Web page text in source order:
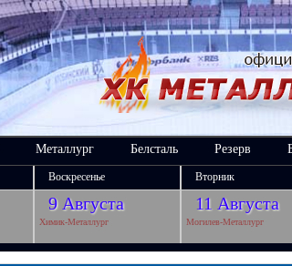
Металлург Белсталь Резерв
Воскресенье Вторник
9 Августа 11 Августа
Химик-Металлург Могилев-Металлург